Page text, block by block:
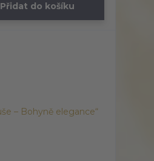
Přidat do košíku